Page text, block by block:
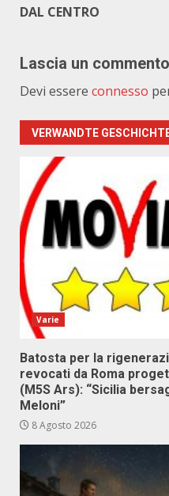
DAL CENTRO
Lascia un commento
Devi essere connesso
VERWANDTE
Varie
Batosta per la
revocati da Roma
(M5S Ars): “Sicilia
Meloni”
8 Agosto 2026